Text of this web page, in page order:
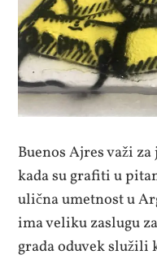
Buenos Ajres važi
kada su grafiti u
ulična umetnost u
ima veliku zaslugu
grada oduvek služili